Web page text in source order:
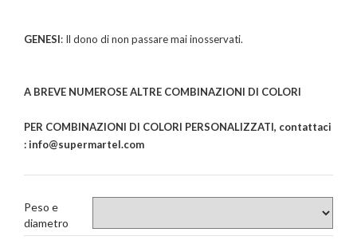
GENESI: Il dono di non passare mai inosservati.
A BREVE NUMEROSE ALTRE COMBINAZIONI DI COLORI
PER COMBINAZIONI DI COLORI PERSONALIZZATI, contattaci
: info@supermartel.com
Peso e
diametro